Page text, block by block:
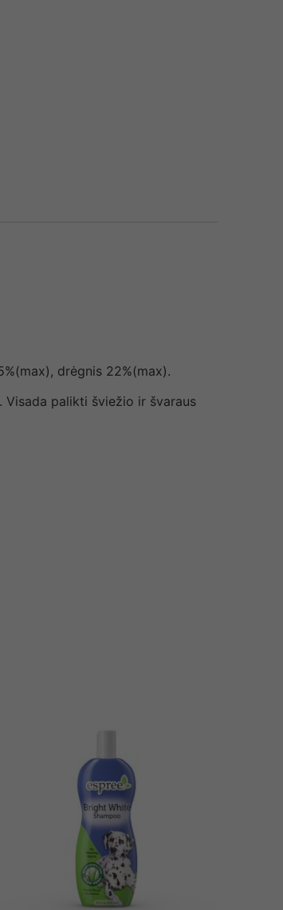
drėgnis 22%(max).
palikti šviežio ir švaraus